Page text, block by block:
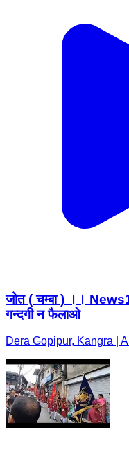
जोत ( चम्बा ) ।।
गन्दगी न फैलाओ
Dera Gopipur, Kangra |